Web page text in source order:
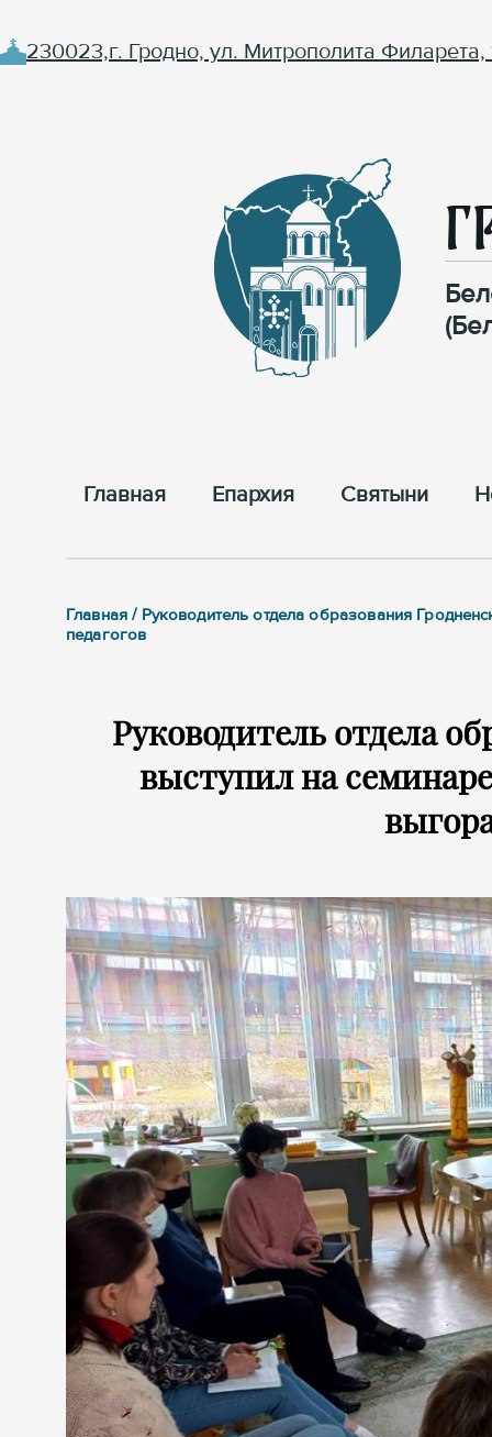
230023,г. Гродно, ул. Митрополита Филарета,
Главная Епархия Cвятыни
Главная / Руководитель отдела образования
педагогов
Руководитель отдела
выступил на